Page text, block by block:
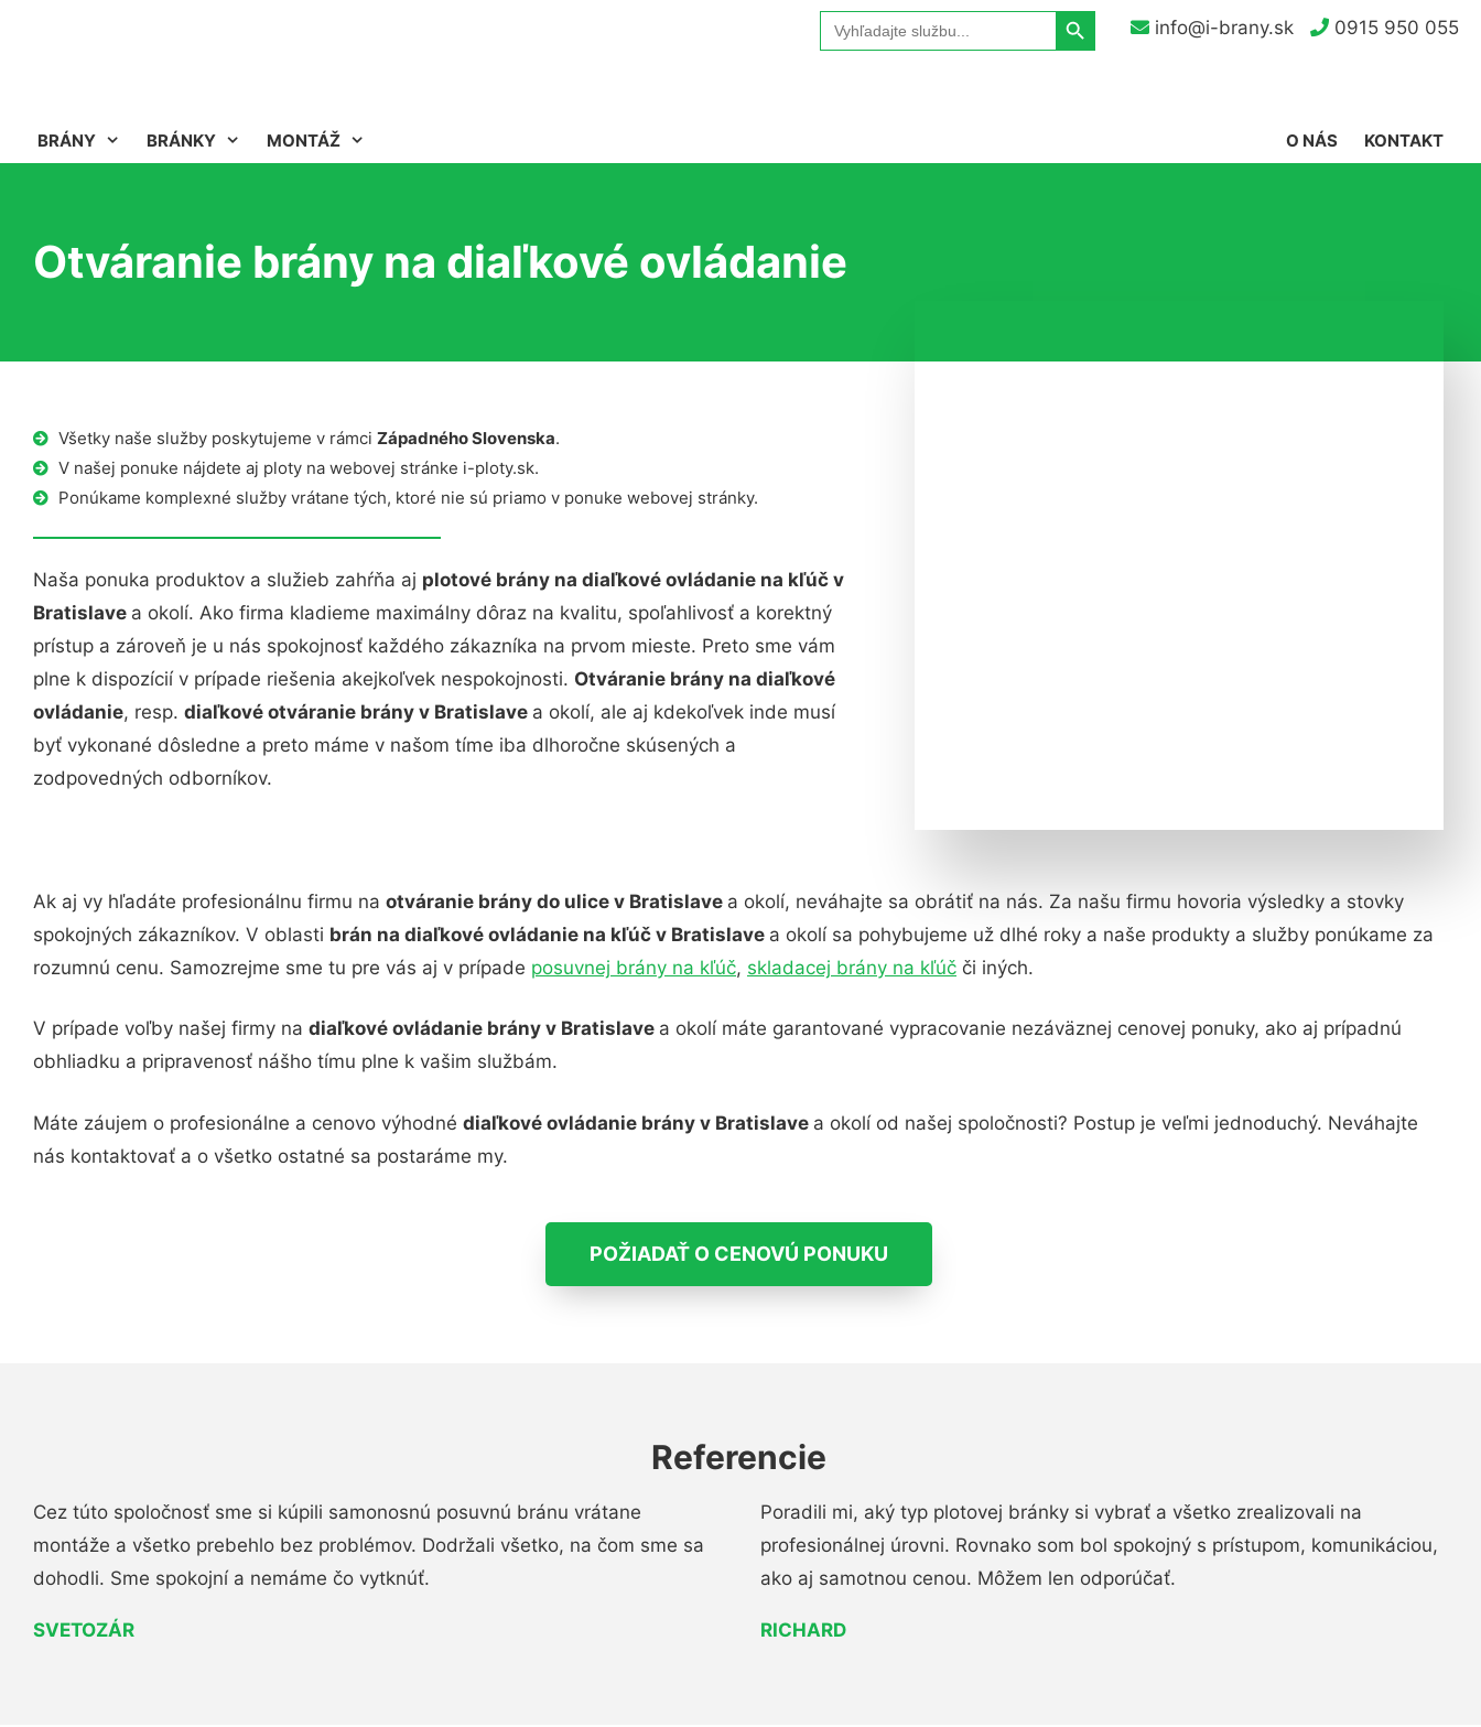
info@i-brany.sk 0915 950 055
Search
for:
Search Button
BRÁNY BRÁNKY MONTÁŽ KONTAKT
O NÁS
Otváranie brány na diaľkové ovládanie
Všetky naše služby poskytujeme v rámci Západného Slovenska.
V našej ponuke nájdete aj ploty na webovej stránke i-ploty.sk.
Ponúkame komplexné služby vrátane tých, ktoré nie sú priamo v ponuke webovej stránky.
Naša ponuka produktov a služieb zahŕňa aj plotové brány na diaľkové ovládanie na kľúč v
Bratislave a okolí. Ako firma kladieme maximálny dôraz na kvalitu, spoľahlivosť a korektný
prístup a zároveň je u nás spokojnosť každého zákazníka na prvom mieste. Preto sme vám
plne k dispozícií v prípade riešenia akejkoľvek nespokojnosti. Otváranie brány na diaľkové
ovládanie, resp. diaľkové otváranie brány v Bratislave a okolí, ale aj kdekoľvek inde musí
byť vykonané dôsledne a preto máme v našom tíme iba dlhoročne skúsených a
zodpovedných odborníkov.
Ak aj vy hľadáte profesionálnu firmu na otváranie brány do ulice v Bratislave a okolí, neváhajte sa obrátiť na nás. Za našu firmu hovoria výsledky a stovky
spokojných zákazníkov. V oblasti brán na diaľkové ovládanie na kľúč v Bratislave a okolí sa pohybujeme už dlhé roky a naše produkty a služby ponúkame za
rozumnú cenu. Samozrejme sme tu pre vás aj v prípade posuvnej brány na kľúč, skladacej brány na kľúč či iných.
V prípade voľby našej firmy na diaľkové ovládanie brány v Bratislave a okolí máte garantované vypracovanie nezáväznej cenovej ponuky, ako aj prípadnú
obhliadku a pripravenosť nášho tímu plne k vašim službám.
Máte záujem o profesionálne a cenovo výhodné diaľkové ovládanie brány v Bratislave a okolí od našej spoločnosti? Postup je veľmi jednoduchý. Neváhajte
nás kontaktovať a o všetko ostatné sa postaráme my.
POŽIADAŤ O CENOVÚ PONUKU
Referencie
Cez túto spoločnosť sme si kúpili samonosnú posuvnú bránu vrátane
montáže a všetko prebehlo bez problémov. Dodržali všetko, na čom sme sa
dohodli. Sme spokojní a nemáme čo vytknúť.
SVETOZÁR
Poradili mi, aký typ plotovej bránky si vybrať a všetko zrealizovali na
profesionálnej úrovni. Rovnako som bol spokojný s prístupom, komunikáciou,
ako aj samotnou cenou. Môžem len odporúčať.
RICHARD